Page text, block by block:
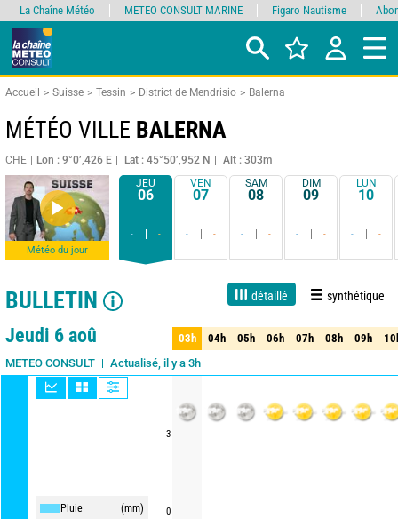
Accueil Suisse Tessin District de Mendrisio Balerna
MÉTÉO VILLE BALERNA
CHE Lon : 9°0’,426 E Lat : 45°50’,952 N Alt : 303m
Météo du jour
JEU
06
- -
VEN
07
- -
SAM
08
- -
DIM
09
- -
LUN
10
- -
BULLETIN détaillé synthétique
1 jour 3 jours 15 jours Fiabilité 90%
Jeudi 6 aoû
METEO CONSULT Actualisé, il y a 3h
Pluie (mm)
3
0
03h 04h 05h 06h 07h 08h 09h
03h 04h 05h 06h 07h 08h 09h
La Chaîne Météo METEO CONSULT MARINE Figaro Nautisme